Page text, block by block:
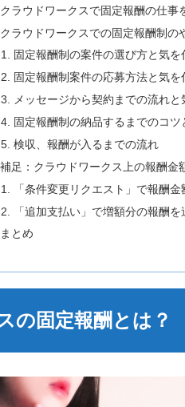
クラウドワークスで固定報酬の仕事
クラウドワークスでの固定報酬制の
固定報酬制の案件の選び方と気を
固定報酬制案件の応募方法と気を
メッセージから契約までの流れと
固定報酬制の納品するまでのコツ
検収、報酬が入るまでの流れ
補足：クラウドワークス上の報酬金
「条件変更リクエスト」で報酬金
「追加支払い」で増額分の報酬を
まとめ
の固定報酬とは？